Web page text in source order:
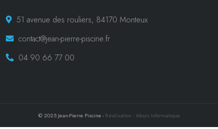
51 avenue des rouliers, 84170 Monteux
contact@jean-pierre-piscine.fr
04 90 66 77 00
© 2025 Jean-Pierre Piscine -Réalisation : Absys Informatique